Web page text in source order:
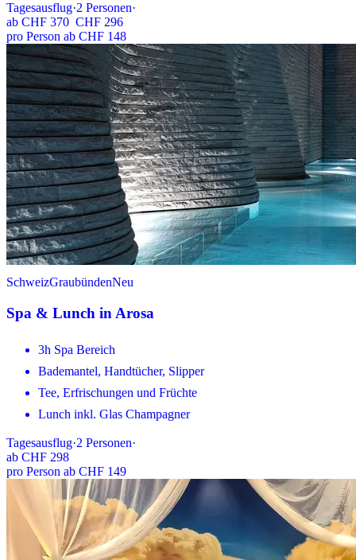
Tagesausflug·2 Personen·
ab CHF 370 CHF 296
pro Person ab CHF 148
SchweizGraubündenNeu
Spa & Lunch in Arosa
3h Spa Bereich
Bademantel, Handtücher, Slipper
Tee, Erfrischungen und Früchte
Lunch inkl. Glas Champagner
Tagesausflug·2 Personen·
ab CHF 298
pro Person ab CHF 149